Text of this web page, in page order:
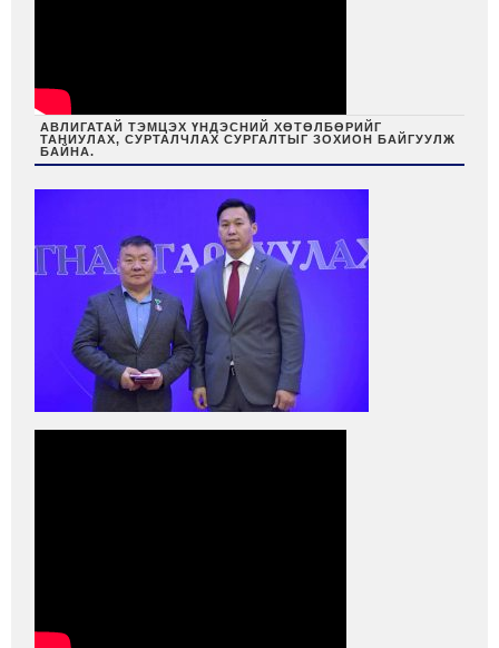
АВЛИГАТАЙ ТЭМЦЭХ ҮНДЭСНИЙ ХӨТӨЛБӨРИЙГ
ТАНИУЛАХ, СУРТАЛЧЛАХ СУРГАЛТЫГ ЗОХИОН БАЙГУУЛЖ
БАЙНА.